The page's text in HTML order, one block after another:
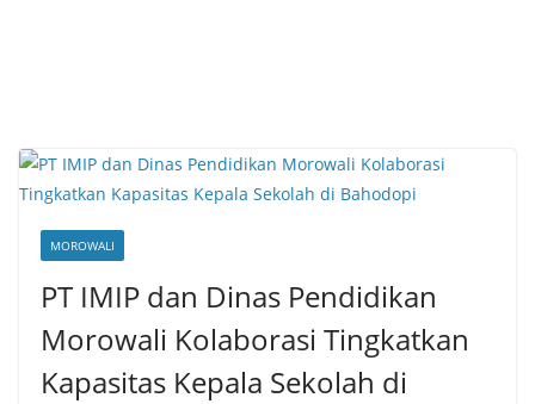
MOROWALI
PT IMIP dan Dinas Pendidikan
Morowali Kolaborasi Tingkatkan
Kapasitas Kepala Sekolah di